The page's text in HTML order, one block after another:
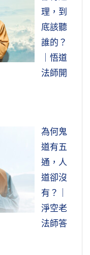
，你才會有成
善，轉凡成聖。
，你是什麼樣的
片光明，佛家
（第一九四集）
理，到
底該聽
誰的？
｜悟道
法師開
為何鬼
道有五
通，人
道卻沒
有？｜
淨空老
法師答